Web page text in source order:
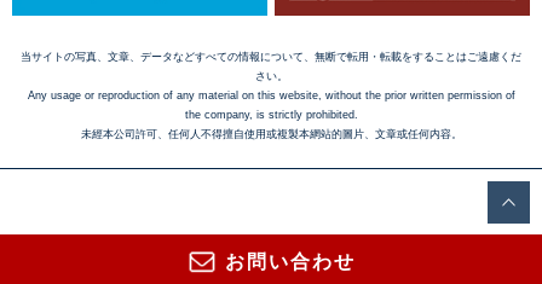
お問い合わせ
当サイトの写真、文章、データなどすべての情報について、無断で転用・転載をすることはご遠慮くだ
さい。
Any usage or reproduction of any material on this website, without the prior written permission of
the company, is strictly prohibited.
未經本公司許可、任何人不得擅自使用或複製本網站的圖片、文章或任何内容。
Copyright © 2016 Yazaki Kako Corporation. All Rights Reserved